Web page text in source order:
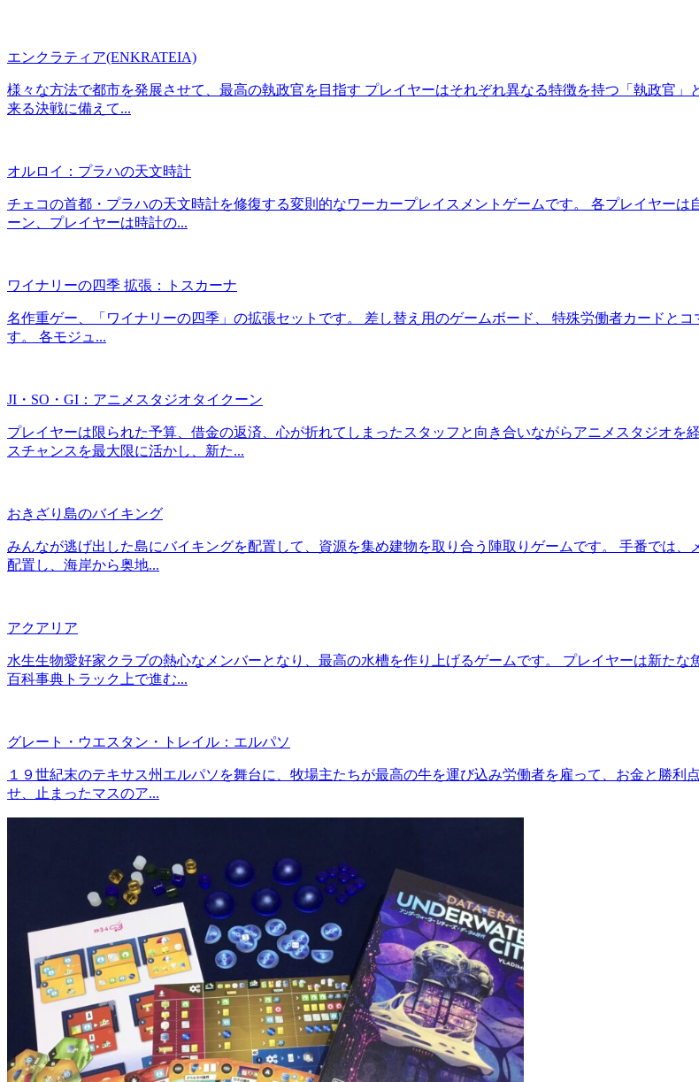
エンクラティア(ENKRATEIA)
様々な方法で都市を発展させて、最高の執政官を目指す プレイヤーはそれぞれ異なる特徴を持つ「執政官
来る決戦に備えて...
オルロイ：プラハの天文時計
チェコの首都・プラハの天文時計を修復する変則的なワーカープレイスメントゲームです。 各プレイヤー
ーン、プレイヤーは時計の...
ワイナリーの四季 拡張：トスカーナ
名作重ゲー、「ワイナリーの四季」の拡張セットです。 差し替え用のゲームボード、 特殊労働者カードと
す。 各モジュ...
JI・SO・GI：アニメスタジオタイクーン
プレイヤーは限られた予算、借金の返済、心が折れてしまったスタッフと向き合いながらアニメスタジオ
スチャンスを最大限に活かし、新た...
おきざり島のバイキング
みんなが逃げ出した島にバイキングを配置して、資源を集め建物を取り合う陣取りゲームです。 手番では
配置し、海岸から奥地...
アクアリア
水生生物愛好家クラブの熱心なメンバーとなり、最高の水槽を作り上げるゲームです。 プレイヤーは新た
百科事典トラック上で進む...
グレート・ウエスタン・トレイル：エルパソ
１９世紀末のテキサス州エルパソを舞台に、牧場主たちが最高の牛を運び込み労働者を雇って、お金と勝
せ、止まったマスのア...